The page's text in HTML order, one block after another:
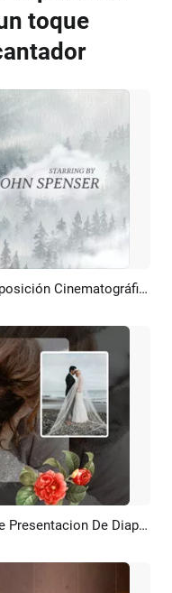
toque
Crear IA Paquetes De Créditos De Doble Exposición Cinematográfica, Efectos De Tinta, Tráiler, Introducción, Presentación De Diapositivas
Crear IA Flor Roja Pincel Boda Amor Collage Presentacion De Diapositivas